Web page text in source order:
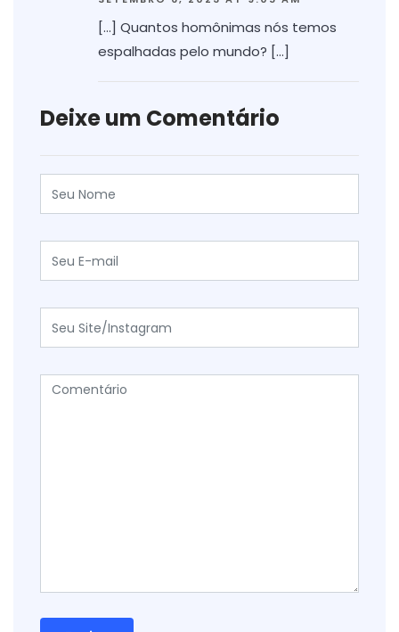
[…] Quantos homônimas nós temos
espalhadas pelo mundo? […]
Deixe um Comentário